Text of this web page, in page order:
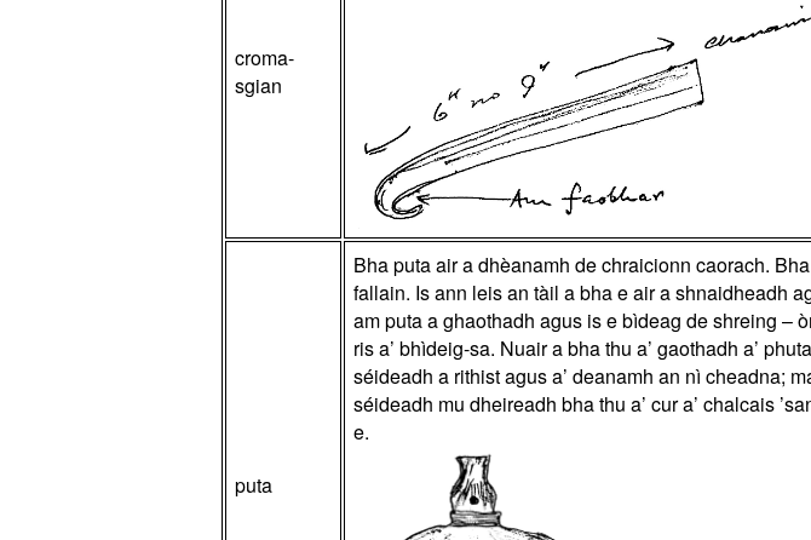
croma-
sgian
puta
Bha puta air a dhèanamh de chraicionn caorach.
fallain. Is ann leis an tàil a bha e air a shnaidheadh
am puta a ghaothadh agus is e bìdeag de shreing –
ris a’ bhìdeig-sa. Nuair a bha thu a’ gaothadh a’
séideadh a rithist agus a’ deanamh an nì cheadna;
séideadh mu dheireadh bha thu a’ cur a’ chalcais
e.